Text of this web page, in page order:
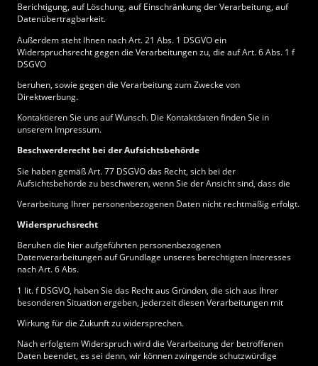
Berichtigung, auf Löschung, auf Einschränkung der Verarbeitung, auf
Datenübertragbarkeit.
Außerdem steht Ihnen nach Art. 21 Abs. 1 DSGVO ein
Widerspruchsrecht gegen die Verarbeitungen zu, die auf Art. 6 Abs. 1 f
DSGVO
beruhen, sowie gegen die Verarbeitung zum Zwecke von
Direktwerbung.
Kontaktieren Sie uns auf Wunsch. Die Kontaktdaten finden Sie in
unserem Impressum.
Beschwerderecht bei der Aufsichtsbehörde
Sie haben gemäß Art. 77 DSGVO das Recht, sich bei der
Aufsichtsbehörde zu beschweren, wenn Sie der Ansicht sind, dass die
Verarbeitung Ihrer personenbezogenen Daten nicht rechtmäßig erfolgt.
Widerspruchsrecht
Beruhen die hier aufgeführten personenbezogenen
Datenverarbeitungen auf Grundlage unseres berechtigten Interesses
nach Art. 6 Abs.
1 lit. f DSGVO, haben Sie das Recht aus Gründen, die sich aus Ihrer
besonderen Situation ergeben, jederzeit diesen Verarbeitungen mit
Wirkung für die Zukunft zu widersprechen.
Nach erfolgtem Widerspruch wird die Verarbeitung der betroffenen
Daten beendet, es sei denn, wir können zwingende schutzwürdige